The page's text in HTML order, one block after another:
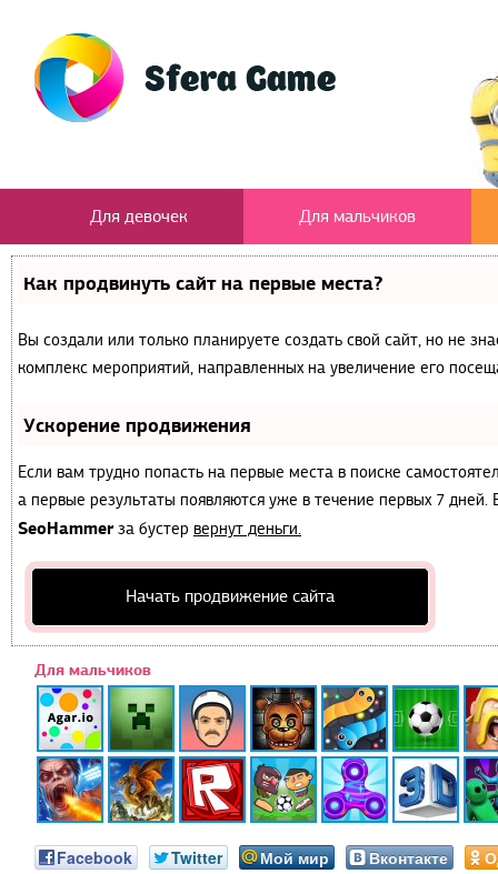
Для девочек Для мальчиков
Как продвинуть сайт на первые места?
Вы создали или только планируете создать свой сайт, но не
комплекс мероприятий, направленных на увеличение его
Ускорение продвижения
Если вам трудно попасть на первые места в поиске
а первые результаты появляются уже в течение первых 7
SeoHammerза бустер вернут деньги.
Начать продвижение сайта
Для мальчиков
Facebook Twitter Мой мир Вконтакте